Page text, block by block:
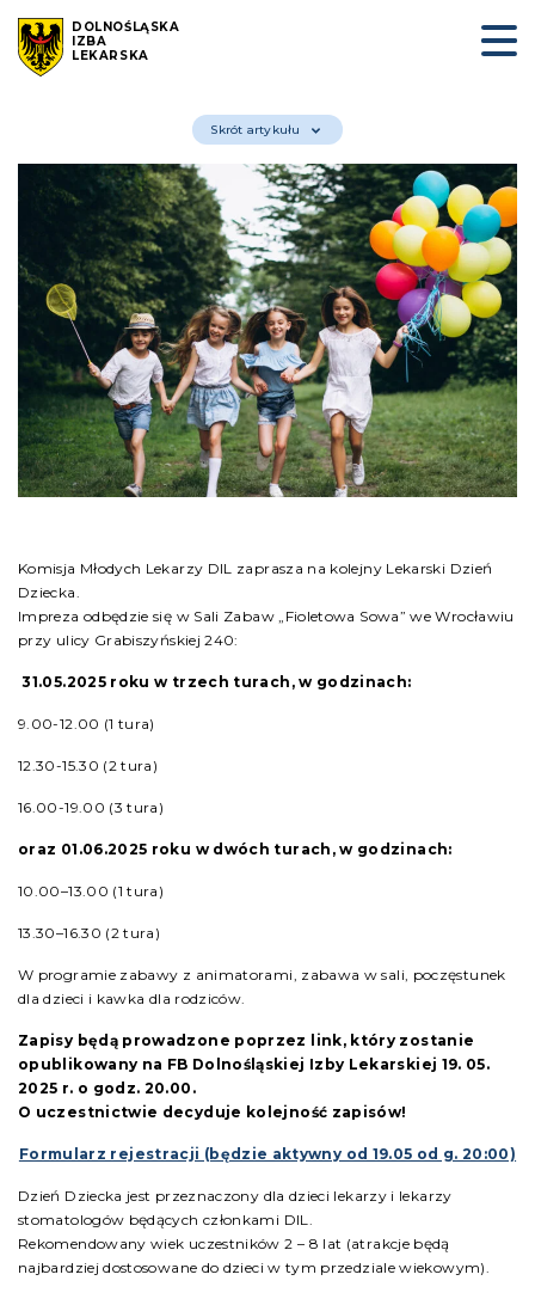
DOLNOŚLĄSKA
IZBA
LEKARSKA
Skrót artykułu
Komisja Młodych Lekarzy DIL zaprasza na kolejny Lekarski Dzień
Dziecka.
Impreza odbędzie się w Sali Zabaw „Fioletowa Sowa” we Wrocławiu
przy ulicy Grabiszyńskiej 240:
31.05.2025 roku w trzech turach, w godzinach:
9.00-12.00 (1 tura)
12.30-15.30 (2 tura)
16.00-19.00 (3 tura)
oraz 01.06.2025 roku w dwóch turach, w godzinach:
10.00–13.00 (1 tura)
13.30–16.30 (2 tura)
W programie zabawy z animatorami, zabawa w sali, poczęstunek
dla dzieci i kawka dla rodziców.
Zapisy będą prowadzone poprzez link, który zostanie
opublikowany na FB Dolnośląskiej Izby Lekarskiej 19. 05.
2025 r. o godz. 20.00.
O uczestnictwie decyduje kolejność zapisów!
Formularz rejestracji (będzie aktywny od 19.05 od g. 20:00)
Dzień Dziecka jest przeznaczony dla dzieci lekarzy i lekarzy
stomatologów będących członkami DIL.
Rekomendowany wiek uczestników 2 – 8 lat (atrakcje będą
najbardziej dostosowane do dzieci w tym przedziale wiekowym).